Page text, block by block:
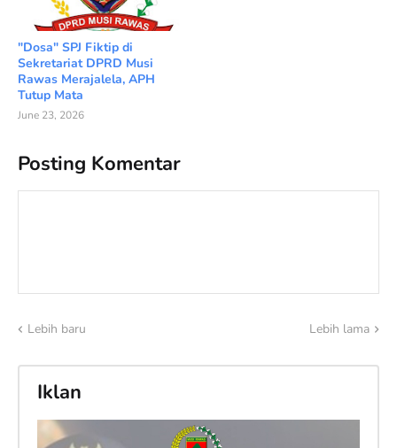
"Dosa" SPJ Fiktip di
Sekretariat DPRD Musi
Rawas Merajalela, APH
Tutup Mata
June 23, 2026
Posting Komentar
Lebih baru Lebih lama
Iklan